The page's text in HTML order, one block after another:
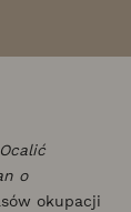
Ocalić
o
okupacji